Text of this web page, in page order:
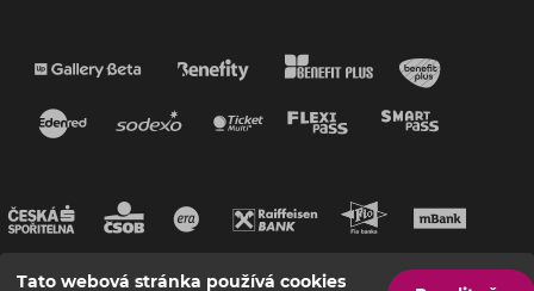
Tato webová stránka používá cookies